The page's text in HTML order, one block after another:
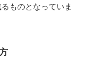
ものとなっていま